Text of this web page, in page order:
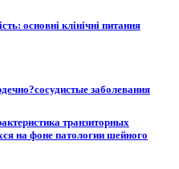
основні клінічні питання
заболевания
транзиторных
на фоне патологии шейного